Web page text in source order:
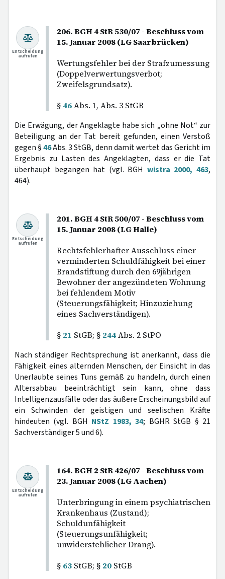
206. BGH 4 StR 530/07 - Beschluss vom
15. Januar 2008 (LG Saarbrücken)
Wertungsfehler bei der Strafzumessung
(Doppelverwertungsverbot;
Zweifelsgrundsatz).
§ 46Abs. 1, Abs. 3 StGB
Entscheidung
aufrufen
Die Erwägung, der Angeklagte habe sich „ohne Not“ zur
Beteiligung an der Tat bereit gefunden, einen Verstoß
gegen §46Abs. 3 StGB, denn damit wertet das Gericht im
Ergebnis zu Lasten des Angeklagten, dass er die Tat
überhaupt begangen hat (vgl. BGH wistra 2000, 463,
464).
201. BGH 4 StR 500/07 - Beschluss vom
15. Januar 2008 (LG Halle)
Rechtsfehlerhafter Ausschluss einer
verminderten Schuldfähigkeit bei einer
Brandstiftung durch den 69jährigen
Bewohner der angezündeten Wohnung
bei fehlendem Motiv
(Steuerungsfähigkeit; Hinzuziehung
eines Sachverständigen).
§ 21 StGB; § 244Abs. 2 StPO
Entscheidung
aufrufen
Nach ständiger Rechtsprechung ist anerkannt, dass die
Fähigkeit eines alternden Menschen, der Einsicht in das
Unerlaubte seines Tuns gemäß zu handeln, durch einen
Altersabbau beeinträchtigt sein kann, ohne dass
Intelligenzausfälle oder das äußere Erscheinungsbild auf
ein Schwinden der geistigen und seelischen Kräfte
hindeuten (vgl. BGH NStZ 1983, 34; BGHR StGB § 21
Sachverständiger 5 und 6).
164. BGH 2 StR 426/07 - Beschluss vom
23. Januar 2008 (LG Aachen)
Unterbringung in einem psychiatrischen
Krankenhaus (Zustand);
Schuldunfähigkeit
(Steuerungsunfähigkeit;
unwiderstehlicher Drang).
§ 63 StGB; § 20 StGB
Entscheidung
aufrufen